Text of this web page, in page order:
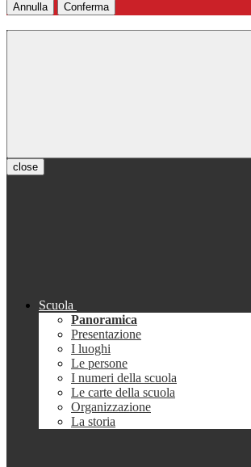
Annulla Conferma
close
Scuola
Panoramica
Presentazione
I luoghi
Le persone
I numeri della scuola
Le carte della scuola
Organizzazione
La storia